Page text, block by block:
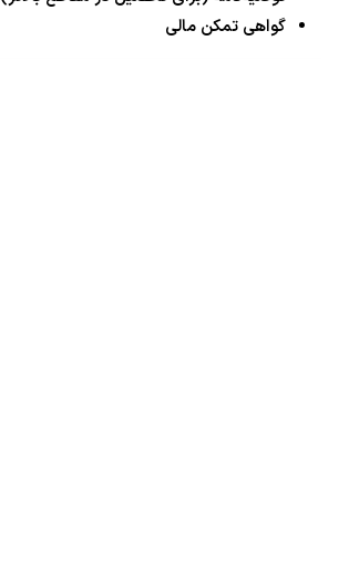
گواهی تمکن مالی